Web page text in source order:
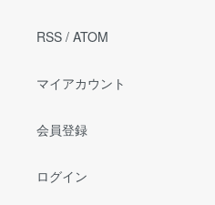
RSS / ATOM
マイアカウント
会員登録
ログイン